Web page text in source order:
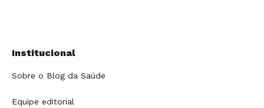
Institucional
Sobre o Blog da Saúde
Equipe editorial